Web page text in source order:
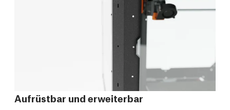
Aufrüstbar und erweiterbar